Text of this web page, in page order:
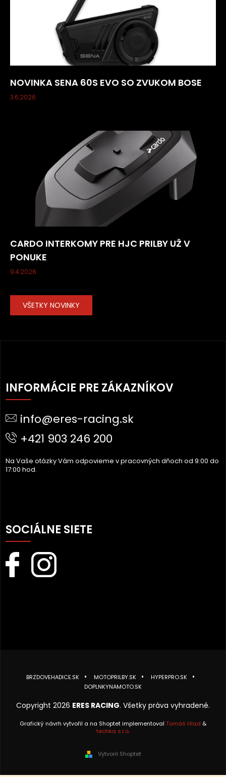
NOVINKA SENA 60S EVO SO ZVUKOM BOSE
3.6.2026
CARDO INTERKOMY PRE HJC PRILBY UŽ V
PONUKE
9.4.2026
VŠETKY NOVINKY
Á
P
T
INFORMÁCIE PRE ZÁKAZNÍKOV
info@eres-racing.sk
+421 903 246 200
Na Vaše otázky Vám odpovieme v pracovných dňoch od 9:00 do
17:00 hod.
SOCIÁLNE SIETE
BRZDOVEHADICE.SK MOTOPRILBY.SK
HYPERPRO.SK
DOPLNKYNAMOTO.SK
Copyright 2026 ERES RACING. Všetky práva vyhradené.
Grafický návrh vytvořil a na Shoptet implementoval Tomáš Hlad &
techka s.r.o.
Vytvoril Shoptet